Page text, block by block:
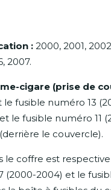
: 2000, 2001,
2007.
cigare (prise de
le fusible numéro 13
le fusible numéro 11
le couvercle).
le coffre est
(2000-2004) et le